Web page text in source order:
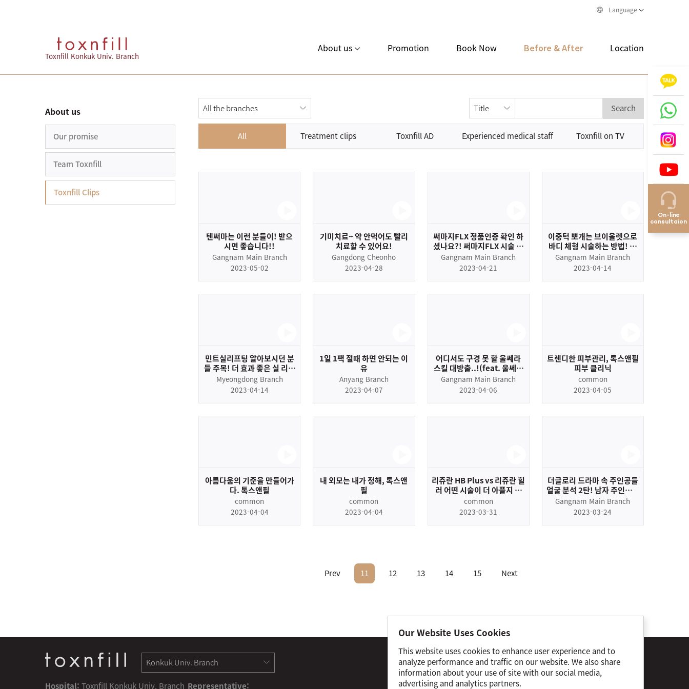
Language
Toxnfill Konkuk Univ. Branch
About us Promotion Book Now Before & After Location
About us
Our promise
Team Toxnfill
Toxnfill Clips
Search
All Treatment clips Toxnfill AD Experienced medical staff Toxnfill on TV
텐써마는 이런 분들이! 받으
시면 좋습니다!!
Gangnam Main Branch
2023-05-02
기미치료~ 약 안먹어도 빨리
치료할 수 있어요!
Gangdong Cheonho
2023-04-28
써마지FLX 정품인증 확인 하
셨나요?! 써마지FLX 시술 과
정부터 정품인증까지 알려드
립니다!
Gangnam Main Branch
2023-04-21
이중턱 뽀개는 브이올렛으로
바디 체형 시술하는 방법! 직
접 보여드립니다!
Gangnam Main Branch
2023-04-14
민트실리프팅 알아보시던 분
들 주목! 더 효과 좋은 실 리프
팅이 있다?
Myeongdong Branch
2023-04-14
1일 1팩 절때 하면 안되는 이
유
Anyang Branch
2023-04-07
어디서도 구경 못 할 울쎄라
스킬 대방출..!(feat. 울쎄라
총잡이)
Gangnam Main Branch
2023-04-06
트렌디한 피부관리, 톡스앤필
피부 클리닉
common
2023-04-05
아름다움의 기준을 만들어가
다. 톡스앤필
common
2023-04-04
내 외모는 내가 정해, 톡스앤
필
common
2023-04-04
리쥬란 HB Plus vs 리쥬란 힐
러 어떤 시술이 더 아플지 직
접 맞아봤습니다.
common
2023-03-31
더글로리 드라마 속 주인공들
얼굴 분석 2탄! 남자 주인공들
의 피부는?
Gangnam Main Branch
2023-03-24
Prev 11 12 13 14 15 Next
Hospital: Toxnfill Konkuk Univ. Branch Representative:
Terms of Use Privacy Policy Cookie Notice
Hospital:toxnfill Gangnam Main Branch
On-line
consultaion
Our Website Uses Cookies
This website uses cookies to enhance user experience and to
analyze performance and traffic on our website. We also share
information about your use of site with our social media,
advertising and analytics partners.